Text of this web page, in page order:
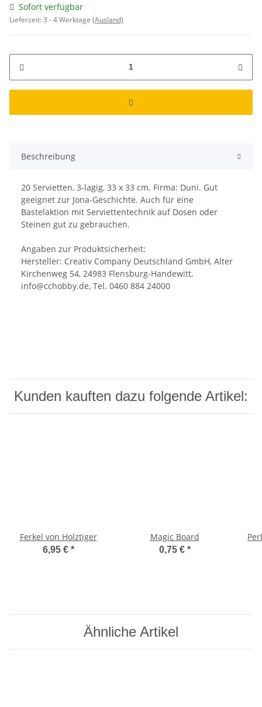
Sofort verfügbar
Lieferzeit:3 - 4 Werktage (Ausland)
Beschreibung
20 Servietten, 3-lagig, 33 x 33 cm. Firma: Duni. Gut
geeignet zur Jona-Geschichte. Auch für eine
Bastelaktion mit Serviettentechnik auf Dosen oder
Steinen gut zu gebrauchen.
Angaben zur Produktsicherheit:
Hersteller: Creativ Company Deutschland GmbH, Alter
Kirchenweg 54, 24983 Flensburg-Handewitt,
info@cchobby.de, Tel. 0460 884 24000
Kunden kauften dazu folgende Artikel:
Ferkel von Holztiger
6,95 € *
Magic Board
0,75 € *
Ähnliche Artikel